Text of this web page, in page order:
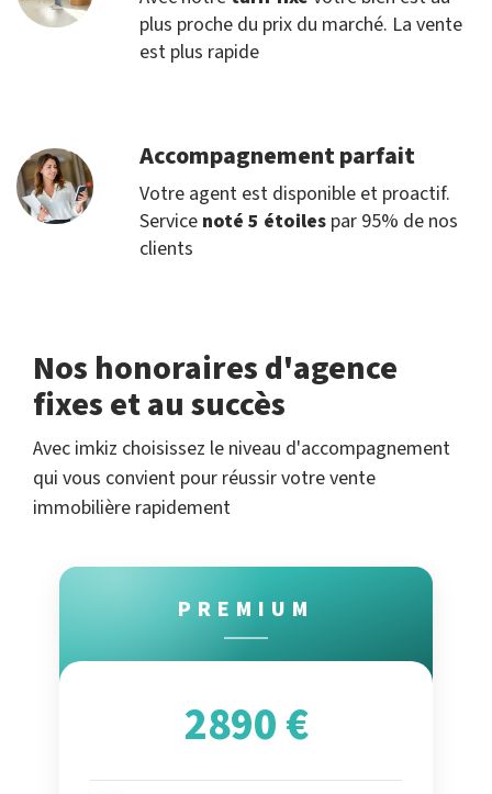
plus proche du prix du marché. La vente
est plus rapide
Accompagnement parfait
Votre agent est disponible et proactif.
Service noté 5 étoiles par 95% de nos
clients
Nos honoraires d'agence
fixes et au succès
Avec imkiz choisissez le niveau d'accompagnement
qui vous convient pour réussir votre vente
immobilière rapidement
PREMIUM
2890 €